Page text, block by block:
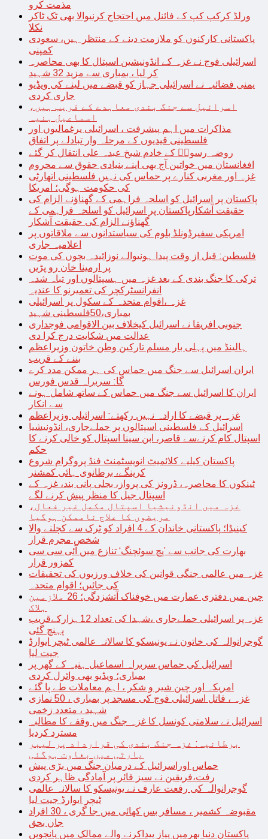
مذمت کرو
ورلڈ کرکپ کپ کے فائنل میں احتجاج کرنیوالا بھی ٹک ٹاکر
نکلا
پاکستانی کارکنوں کو ملازمت دینے کے منتظر ہیں، سعودی
کمپنی
اسرائیلی فوج نے غزہ کے انڈونیشین اسپتال کا بھی محاصرہ
کر لیا ، بمباری سے مزید 32 شہید
یمنی فضائیہ نے اسرائیلی جہاز کو قبضے میں لینے کی ویڈیو
جاری کردی
اسرائیل سے جنگ بندی معاہدے کے قریب ہیں،
اسماعیل ہنیہ
مذاکرات میں اہم پیشرفت ، اسرائیلی یرغمالیوں اور
فلسطینی قیدیوں کے مرحلہ وار تبادلے پر اتفاق
روضہ رسولؐ کے خادم شیخ عبدہ علی انتقال کر گئے
افغانستان میں خواتین آج بھی اپنے بنیادی حقوق سے محروم
غزہ اور مغربی کنارے پر حماس کی نہیں فلسطینی اتھارٹی
کی حکومت ہوگی؛ امریکا
پاکستان پر اسرائیل کو اسلحہ فراہمی کے گھناؤنے الزام کی
حقیقت آشکارپاکستان پر اسرائیل کو اسلحہ فراہمی کے
گھناؤنے الزام کی حقیقت آشکار
امریکی سفیرڈونلڈ بلوم کی سیاستدانوں سے ملاقاتوں پر
اعلامیہ جاری
فلسطین: قبل از وقت پیدا ہونیوالے نوزائیدہ بچوں کی موت
پر ارمینا خان رو پڑیں
ترکی کا جنگ بندی کے بعد غزہ میں ہسپتالوں اور تباہ شدہ
انفرانسٹرکچر کی تعمیرنو کا عندیہ
غزہ ،اقوام متحدہ کے سکول پر اسرائیلی
بمباری،50فلسطینی شہید
جنوبی افریقا نے اسرائیل کیخلاف بین الاقوامی فوجداری
عدالت میں شکایت درج کرا دی
ہالینڈ میں پہلی بار مسلم تارکین وطن خاتون وزیراعظم
بننے کے قریب
ایران اسرائیل سے جنگ میں حماس کی ہر ممکن مدد کرے
گا: سربراہ قدس فورس
ایران کا اسرائیل سے جنگ میں حماس کے ساتھ شامل ہونے
سے انکار
غزہ پر قبضے کا ارادہ نہیں رکھتے: اسرائیلی وزیراعظم
اسرائیل کے فلسطینی اسپتالوں پر حملےجاری، انڈونیشیا
اسپتال کام کرنےسے قاصر، ابن سینا اسپتال کو خالی کرنے کا
حکم
پاکستان کیلیے کلائمیٹ انویسٹمنٹ فنڈ پروگرام شروع
کرینگے، برطانوی ہائی کمشنر
ٹینکوں کا محاصرہ، ڈرونز کی پرواز، بجلی پانی بند، غزہ کے
اسپتال جیل کا منظر پیش کرنے لگے
غزہ میں انڈونیشیا اسپتال مکمل غیر فعال،
مریضوں کا علاج ناممکن ہوگیا
کینیڈا؛ پاکستانی خاندان کے 4 افراد کو ٹرک سے کچلنے والا
شخص مجرم قرار
بھارت کی جانب سے ’پچ سوئچنگ‘ تنازع میں آئی سی سی
کمزور قرار
غزہ میں عالمی جنگی قوانین کی خلاف ورزیوں کی تحقیقات
کی جائیں؛ اقوام متحدہ
چین میں دفتری عمارت میں خوفناک آتشزدگی؛ 26 ملازمین
ہلاک
غزہ پر اسرائیلی حملےجاری ،شہدا کی تعداد 12ہزارکےقریب
پہنچ گئی
گوجرانوالہ کی خاتون نے یونیسکو کا سالانہ عالمی ٹیچر ایوارڈ
جیت لیا
اسرائیل کی حماس سربراہ اسماعیل ہنیہ کے گھر پر
بمباری؛ ویڈیو بھی وائرل کردی
امریکہ اور چین شیر و شکر ، اہم معاملات طے پا گئے
غزہ ، قاتل اسرائیلی فوج کی مسجد پر بمباری ، 50 نمازی
شہید ، متعدد زخمی
اسرائیل نے سلامتی کونسل کا غزہ جنگ میں وقفے کا مطالبہ
مسترد کردیا
برطانیہ: غزہ جنگ بندی کی قرارداد پر لیبر
پارٹی میں بغاوت ہوگئی
حماس اوراسرائیل کے درمیان جنگ میں بڑی پیش
رفت،فریقین نے سیز فائر پر آمادگی ظاہر کردی
گوجرانوالہ کی رفعت عارف نے یونیسکو کا سالانہ عالمی
ٹیچر ایوارڈ جیت لیا
مقبوضہ کشمیر ، مسافر بس کھائی میں جا گری ، 30 افراد
جاں بحق
پاکستان دنیا بھرمیں پیاز پیداکرنے والے ممالک میں پانچویں